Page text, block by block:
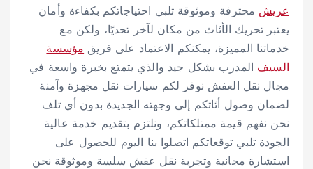
عريش محترفة وموثوقة تلبي احتياجاتكم بكفاءة وأمان
يعتبر تحريك الأثاث من مكان لآخر تحديًا، ولكن مع
خدماتنا المميزة، يمكنكم الاعتماد على فريق مؤسسة
السيف المدرب بشكل جيد والذي يتمتع بخبرة واسعة في
مجال نقل العفش نوفر لكم سيارات نقل مجهزة وآمنة
لضمان وصول أثاثكم إلى وجهته الجديدة بدون أي تلف
نحن نفهم قيمة ممتلكاتكم، ونلتزم بتقديم خدمة عالية
الجودة تلبي توقعاتكم اتصلوا بنا اليوم للحصول على
استشارة مجانية وتجربة نقل عفش سلسة وموثوقة نحن